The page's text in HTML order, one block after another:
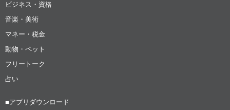
ビジネス・資格
音楽・美術
マネー・税金
動物・ペット
フリートーク
占い
■アプリダウンロード